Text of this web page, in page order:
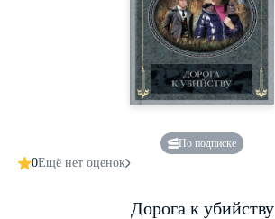
По подписке
0Ещё нет оценок
Дорога к убийству